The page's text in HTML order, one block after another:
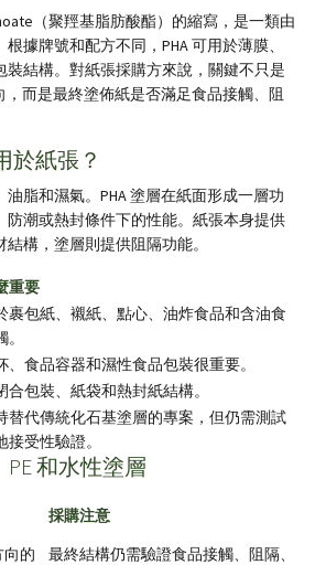
（聚羥基脂肪酸酯）的縮寫，是一類由
據牌號和配方不同，PHA 可用於薄膜、
裝結構。對紙張採購方來說，關鍵不只是
，而是最終塗佈紙是否滿足食品接觸、阻
於紙張？
脂和濕氣。PHA 塗層在紙面形成一層功
防潮或熱封條件下的性能。紙張本身提供
構，塗層則提供阻隔功能。
重要
裹包紙、襯紙、點心、油炸食品和含油食
、食品容器和濕性食品包裝很重要。
合包裝、紙袋和熱封紙結構。
替代傳統化石基塗層的專案，但仍需測試
接受性驗證。
PE 和水性塗層
採購注意
的
最終結構仍需驗證食品接觸、阻隔、